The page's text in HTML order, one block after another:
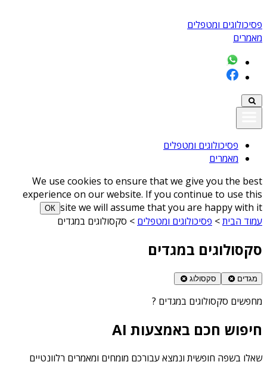
פסיכולוגים ומטפלים
מאמרים
פסיכולוגים ומטפלים
מאמרים
We use cookies to ensure that we give you the best
experience on our website. If you continue to use this
site we will assume that you are happy with it
ОК
עמוד הבית> פסיכולוגים ומטפלים > סקסולוגים במגדים
סקסולוגים במגדים
מגדים סקסולוג
מחפשים סקסולוגים במגדים ?
חיפוש חכם באמצעות AI
שאלו בשפה חופשית ונמצא עבורכם מומחים ומאמרים רלוונטיים